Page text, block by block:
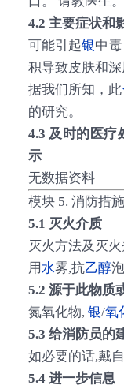
4.2 主要症状和
可能引起银中
积导致皮肤和
据我们所知，此
的研究。
4.3 及时的医疗
示
无数据资料
模块 5. 消防措施
5.1 灭火介质
灭火方法及灭火
用 水雾,抗乙醇
5.2 源于此物质
氮氧化物, 银/氧
5.3 给消防员的
如必要的话,戴
5.4 进一步信息